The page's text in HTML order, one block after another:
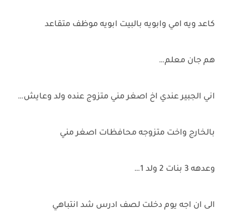
كاعد ويه امي وابويه بالبيت ابويه موظف متقاعد
هم جان معلم…
اني الجبير عندي اخ اصغر مني متزوج عنده ولد وعايش…
بالخارج واخت متزوجه محافظات اصغر مني
وعدهه 3 بنات 2 ولد 1…
الى ان اجه يوم دخلت لصف ادرس شد انتباهي